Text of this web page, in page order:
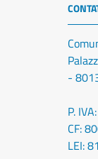
-
P.
CF:
LEI: